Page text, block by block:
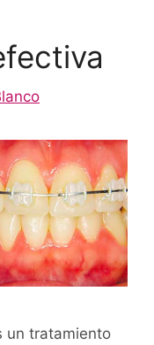
un tratamiento